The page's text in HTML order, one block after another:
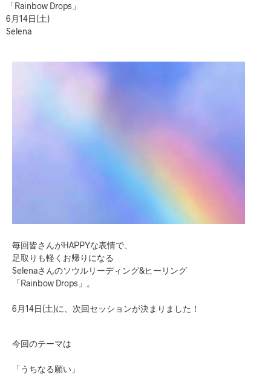
「Rainbow Drops」
6月14日(土)
Selena
毎回皆さんがHAPPYな表情で、
足取りも軽くお帰りになる
Selenaさんのソウルリーディング&ヒーリング
「Rainbow Drops」。
6月14日(土)に、次回セッションが決まりました！
今回のテーマは
「うちなる願い」